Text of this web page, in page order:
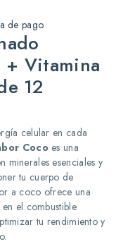
de pago.
+ Vitamina
12
celular en cada
Coco es una
minerales esenciales y
tu cuerpo de
a coco ofrece una
el combustible
tu rendimiento y